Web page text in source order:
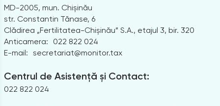
MD-2005, mun. Chișinău
str. Constantin Tănase, 6
Clădirea „Fertilitatea-Chișinău” S.A., etajul 3, bir. 320
Anticamera:
022 822 024
E-mail: secretariat@monitor.tax
Centrul de Asistență și Contact:
022 822 024